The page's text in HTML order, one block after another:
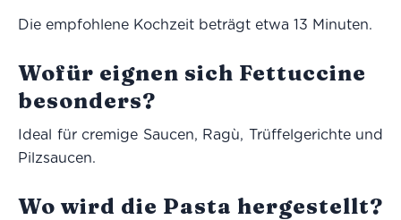
Die empfohlene Kochzeit beträgt etwa 13 Minuten.
Wofür eignen sich Fettuccine
besonders?
Ideal für cremige Saucen, Ragù, Trüffelgerichte und
Pilzsaucen.
Wo wird die Pasta hergestellt?